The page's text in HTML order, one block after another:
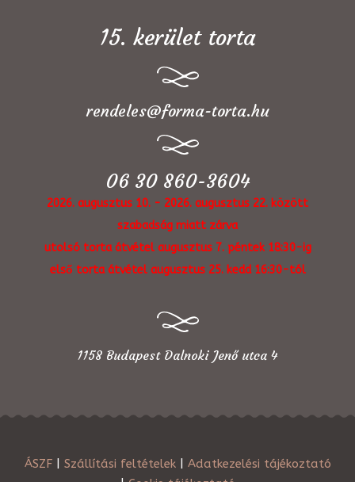
15. kerület torta
rendeles@forma-torta.hu
06 30 860-3604
2026. augusztus 10. - 2026. augusztus 22. között
szabadság miatt zárva
utolsó torta átvétel augusztus 7. péntek 18:30-ig
első torta átvétel augusztus 25. kedd 16:30-tól
1158 Budapest Dalnoki Jenő utca 4
ÁSZF| Szállítási feltételek| Adatkezelési tájékoztató